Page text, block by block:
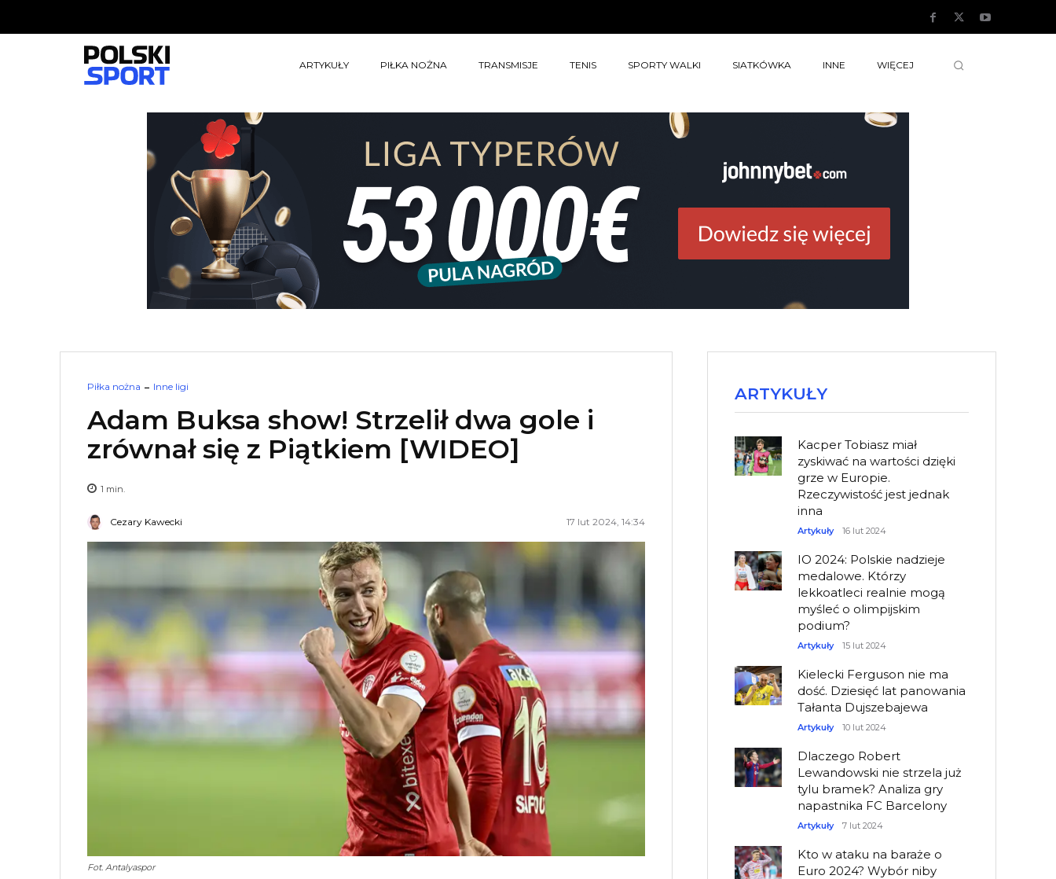
ARTYKUŁY PIŁKA NOŻNA TRANSMISJE TENIS SPORTY WALKI SIATKÓWKA INNE WIĘCEJ
Piłka nożna Inne ligi
Adam Buksa show! Strzelił dwa gole i
zrównał się z Piątkiem [WIDEO]
1 min.
Cezary Kawecki 17 lut 2024, 14:34
Fot. Antalyaspor
ARTYKUŁY
Kacper Tobiasz miał
zyskiwać na wartości dzięki
grze w Europie.
Rzeczywistość jest jednak
inna
Artykuły 16 lut 2024
IO 2024: Polskie nadzieje
medalowe. Którzy
lekkoatleci realnie mogą
myśleć o olimpijskim
podium?
Artykuły 15 lut 2024
Kielecki Ferguson nie ma
dość. Dziesięć lat panowania
Tałanta Dujszebajewa
Artykuły 10 lut 2024
Dlaczego Robert
Lewandowski nie strzela już
tylu bramek? Analiza gry
napastnika FC Barcelony
Artykuły 7 lut 2024
Kto w ataku na baraże o
Euro 2024? Wybór niby